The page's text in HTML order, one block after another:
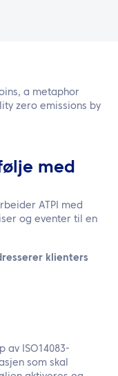
med
ATPI med
og eventer til en
klienters
av ISO14083-
som skal